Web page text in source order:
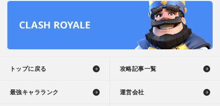
トップに戻る 攻略記事一覧
最強キャラランク 運営会社